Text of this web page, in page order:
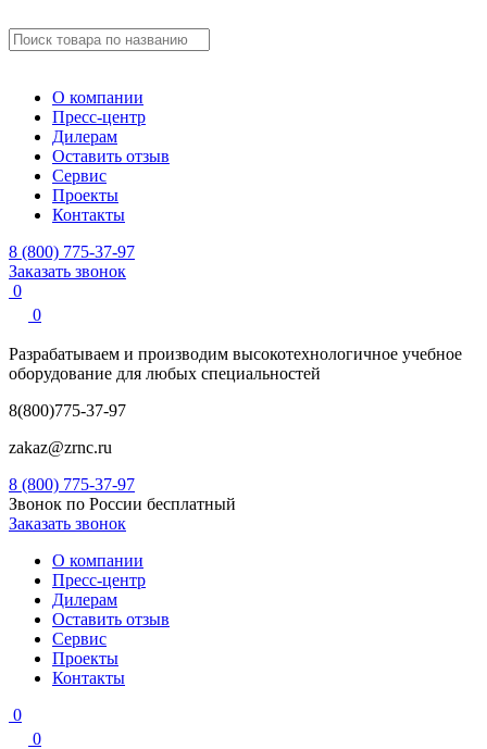
О компании
Пресс-центр
Дилерам
Оставить отзыв
Сервис
Проекты
Контакты
8 (800) 775-37-97
Заказать звонок
0
0
Разрабатываем и производим высокотехнологичное учебное
оборудование для любых специальностей
8(800)775-37-97
zakaz@zrnc.ru
8 (800) 775-37-97
Звонок по России бесплатный
Заказать звонок
О компании
Пресс-центр
Дилерам
Оставить отзыв
Сервис
Проекты
Контакты
0
0